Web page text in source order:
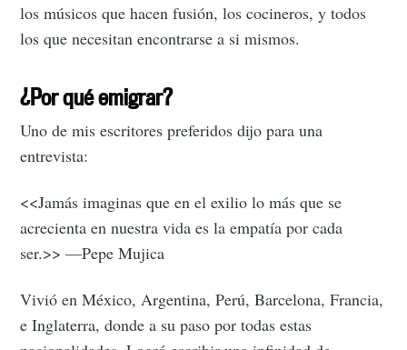
los músicos que hacen fusión, los cocineros, y todos
los que necesitan encontrarse a si mismos.
¿Por qué emigrar?
Uno de mis escritores preferidos dijo para una
entrevista:
<<Jamás imaginas que en el exilio lo más que se
acrecienta en nuestra vida es la empatía por cada
ser.>> —Pepe Mujica
Vivió en México, Argentina, Perú, Barcelona, Francia,
e Inglaterra, donde a su paso por todas estas
Subscribe to
Tumbleweird
Stay up to date! Get all the latest &